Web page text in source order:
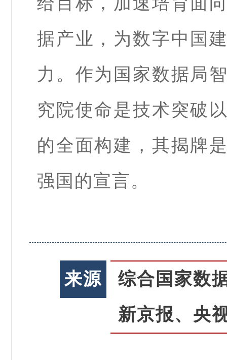
据产业，为数字中国
力。作为国家数据局
究院使命是技术突破
的全面构建，其揭牌
强国的宣言。
来源
综合国家数
新京报、央